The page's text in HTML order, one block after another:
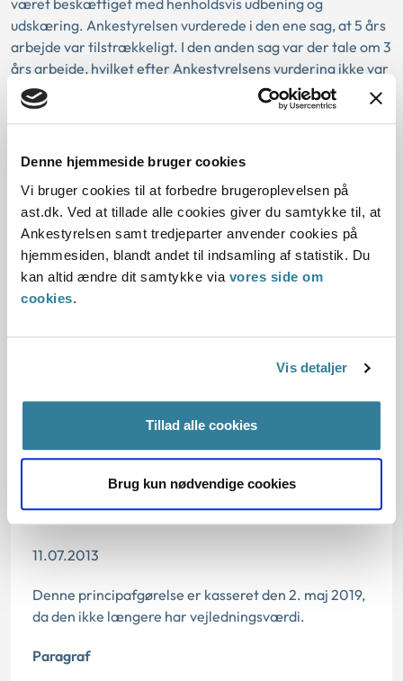
Denne hjemmeside bruger cookies
Vi bruger cookies til at forbedre brugeroplevelsen på
ast.dk. Ved at tillade alle cookies giver du samtykke til, at
Ankestyrelsen samt tredjeparter anvender cookies på
hjemmesiden, blandt andet til indsamling af statistik. Du
kan altid ændre dit samtykke via vores side om
cookies.
Vis detaljer
Tillad alle cookies
Brug kun nødvendige cookies
været beskæftiget med henholdsvis udbening og
udskæring. Ankestyrelsen vurderede i den ene sag, at 5 års
arbejde var tilstrækkeligt. I den anden sag var der tale om 3
års arbejde, hvilket efter Ankestyrelsens vurdering ikke var
nok. I sag nr. 3 fandt Ankestyrelsen at arbejdet ikke var
tilstrækkeligt kraftbetonet.
Love:
Afgørelse:
Afgørelse:
Afgørelse:
Offentliggørelsesdato
11.07.2013
Denne principafgørelse er kasseret den 2. maj 2019,
da den ikke længere har vejledningsværdi.
Paragraf